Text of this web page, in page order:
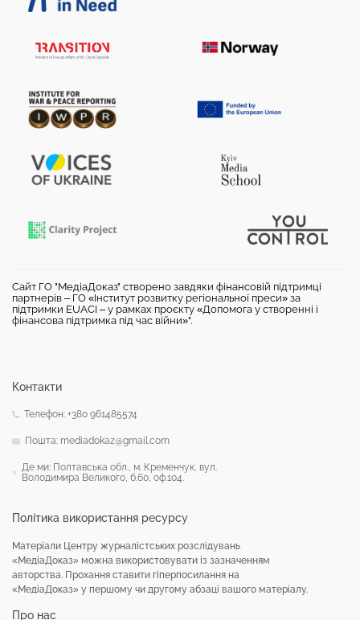
Сайт ГО "МедіаДоказ" створено завдяки фінансовій підтримці
партнерів – ГО «Інститут розвитку регіональної преси» за
підтримки EUACI – у рамках проєкту «Допомога у створенні і
фінансова підтримка під час війни»".
Про нас
Політика використання ресурсу
Матеріали Центру журналістських розслідувань
«МедіаДоказ» можна використовувати із зазначенням
авторства. Прохання ставити гіперпосилання на
«МедіаДоказ» у першому чи другому абзаці вашого матеріалу.
Контакти
Телефон: +380 961485574
Пошта: mediadokaz@gmail.com
Де ми: Полтавська обл., м. Кременчук, вул.
Володимира Великого, б.60, оф.104.